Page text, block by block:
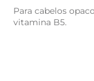
Para cabelos
vitamina B5.